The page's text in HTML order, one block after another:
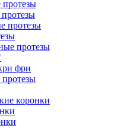
протезы
протезы
фри
коронки